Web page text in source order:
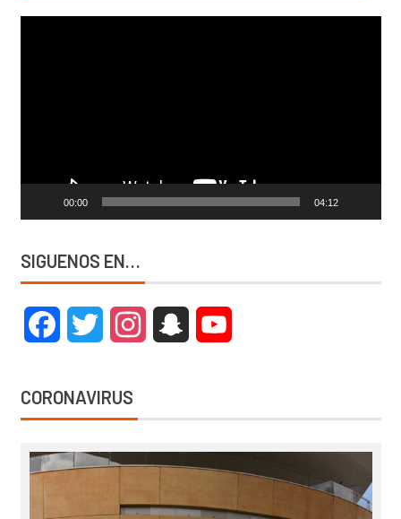
00:00 04:12
SIGUENOS EN…
FacebookTwitter InstagramSnapchat
CORONAVIRUS